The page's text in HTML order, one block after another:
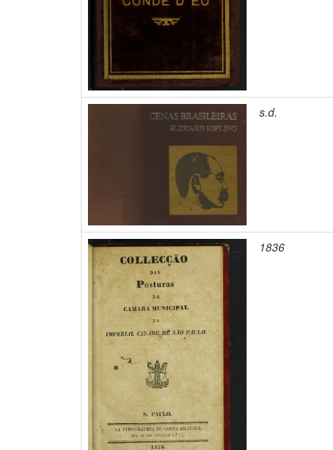
s.d.
1836